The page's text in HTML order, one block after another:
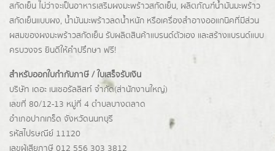
สกัดเย็น ไม่ว่าจะเป็นอาหารเสริมผงมะพร้าวสกัดเย็น, ผลิตภัณฑ์น้ำมันมะพร้าว
สกัดเย็นแบบผง, น้ำมันมะพร้าวลดน้ำหนัก หรือเครื่องสำอางออแกนิคที่มีส่วน
ผสมของผงมะพร้าวสกัดเย็น รับผลิตสินค้าแบรนด์ตัวเอง และสร้างแบรนด์แบบ
ครบวงจร ยินดีให้คำปรึกษา ฟรี!
สำหรับออกใบกำกับภาษี / ใบเสร็จรับเงิน
บริษัท เดอะ เนเชอรัลลิสท์ จำกัด(ส่านักงานใหญ่)
เลขที่ 80/12-13 หมู่ที่ 4 ตำบลบางตลาด
อำเภอปากเกร็ด จังหวัดนนทบุรี
รหัสไปรษณีย์ 11120
เลขผู้เสียภาษี 012 556 303 3812